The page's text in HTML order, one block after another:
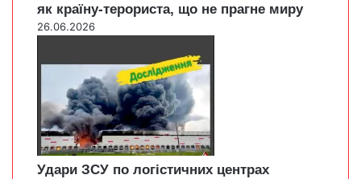
як країну-терориста, що не прагне миру
26.06.2026
Удари ЗСУ по логістичних центрах